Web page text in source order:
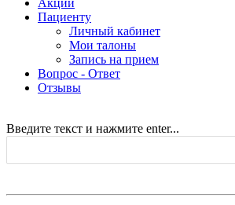
Акции
Пациенту
Личный кабинет
Мои талоны
Запись на прием
Вопрос - Ответ
Отзывы
Введите текст и нажмите enter...